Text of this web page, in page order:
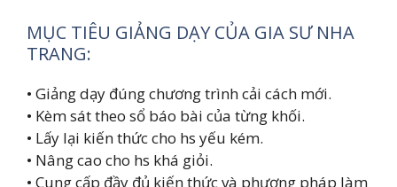
MỤC TIÊU GIẢNG DẠY CỦA GIA SƯ NHA
TRANG:
• Giảng dạy đúng chương trình cải cách mới.
• Kèm sát theo sổ báo bài của từng khối.
• Lấy lại kiến thức cho hs yếu kém.
• Nâng cao cho hs khá giỏi.
• Cung cấp đầy đủ kiến thức và phương pháp làm